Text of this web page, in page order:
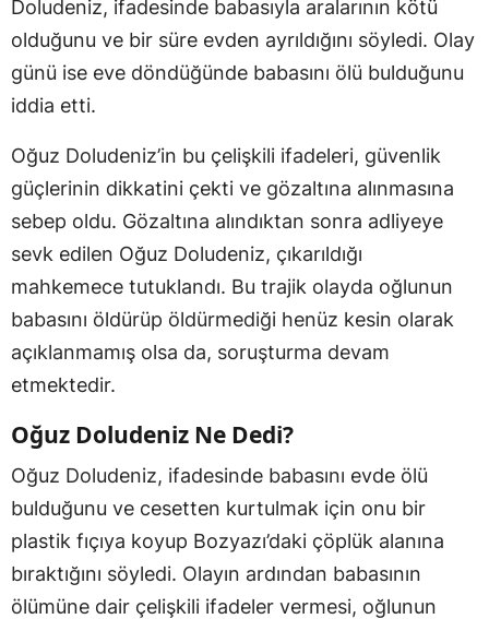
Doludeniz, ifadesinde babasıyla aralarının kötü
olduğunu ve bir süre evden ayrıldığını söyledi. Olay
günü ise eve döndüğünde babasını ölü bulduğunu
iddia etti.
Oğuz Doludeniz’in bu çelişkili ifadeleri, güvenlik
güçlerinin dikkatini çekti ve gözaltına alınmasına
sebep oldu. Gözaltına alındıktan sonra adliyeye
sevk edilen Oğuz Doludeniz, çıkarıldığı
mahkemece tutuklandı. Bu trajik olayda oğlunun
babasını öldürüp öldürmediği henüz kesin olarak
açıklanmamış olsa da, soruşturma devam
etmektedir.
Oğuz Doludeniz Ne Dedi?
Oğuz Doludeniz, ifadesinde babasını evde ölü
bulduğunu ve cesetten kurtulmak için onu bir
plastik fıçıya koyup Bozyazı’daki çöplük alanına
bıraktığını söyledi. Olayın ardından babasının
ölümüne dair çelişkili ifadeler vermesi, oğlunun